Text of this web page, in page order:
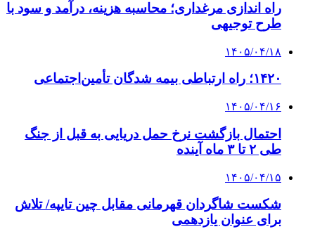
راه اندازی مرغداری؛ محاسبه هزینه، درآمد و سود با
طرح توجیهی
۱۴۰۵/۰۴/۱۸
۱۴۲۰؛ راه ارتباطی بیمه شدگان تأمین‌اجتماعی
۱۴۰۵/۰۴/۱۶
احتمال بازگشت نرخ حمل دریایی به قبل از جنگ
طی ۲ تا ۳ ماه آینده
۱۴۰۵/۰۴/۱۵
شکست شاگردان قهرمانی مقابل چین تایپه/ تلاش
برای عنوان یازدهمی